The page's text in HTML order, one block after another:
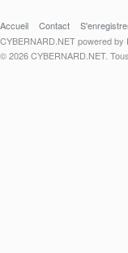
Accueil Contact
CYBERNARD.NET powered by
© 2026 CYBERNARD.NET.